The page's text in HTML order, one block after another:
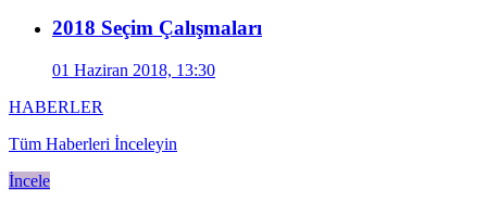
2018 Seçim Çalışmaları
01 Haziran 2018, 13:30
HABERLER
Tüm Haberleri İnceleyin
İncele